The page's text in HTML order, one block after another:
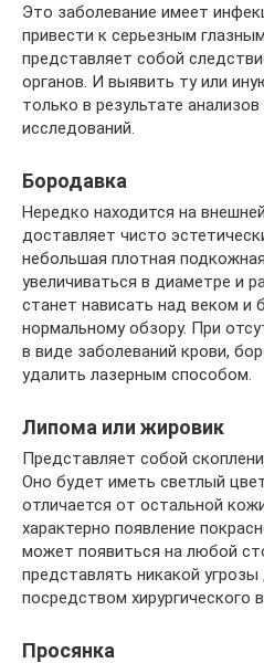
Это заболевание имеет
привести к серьезным
представляет собой
органов. И выявить ту или
только в результате
исследований.
Бородавка
Нередко находится на
доставляет чисто
небольшая плотная
увеличиваться в диаметре и
станет нависать над веком и
нормальному обзору. При
в виде заболеваний крови,
удалить лазерным способом.
Липома или жировик
Представляет собой
Оно будет иметь светлый
отличается от остальной
характерно появление
может появиться на любой
представлять никакой
посредством хирургического
Просянка